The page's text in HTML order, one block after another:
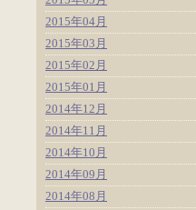
2015年04月
2015年03月
2015年02月
2015年01月
2014年12月
2014年11月
2014年10月
2014年09月
2014年08月